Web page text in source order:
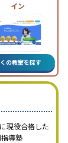
イン
の教室を探す
現役合格した
導塾